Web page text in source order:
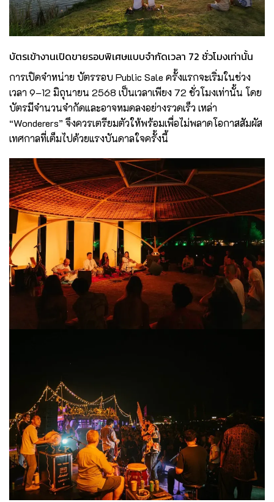
บัตรเข้างานเปิดขายรอบพิเศษแบบจำกัดเวลา 72 ชั่วโมงเท่านั้น
การเปิดจำหน่าย บัตรรอบ Public Sale ครั้งแรกจะเริ่มในช่วง
เวลา 9–12 มิถุนายน 2568 เป็นเวลาเพียง 72 ชั่วโมงเท่านั้น โดย
บัตรมีจำนวนจำกัดและอาจหมดลงอย่างรวดเร็ว เหล่า
“Wonderers” จึงควรเตรียมตัวให้พร้อมเพื่อไม่พลาดโอกาสสัมผัส
เทศกาลที่เต็มไปด้วยแรงบันดาลใจครั้งนี้